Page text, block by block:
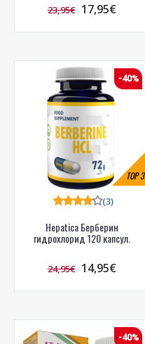
23,95€ 17,95€
TOP3
-40%
Hepatica Берберин
гидрохлорид 120 капсул.
(3)
24,95€ 14,95€
-40%